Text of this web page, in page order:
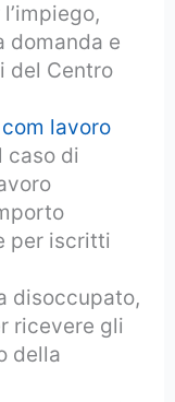
domanda e
del Centro
lavoro
caso di
per iscritti
disoccupato,
ricevere gli
della